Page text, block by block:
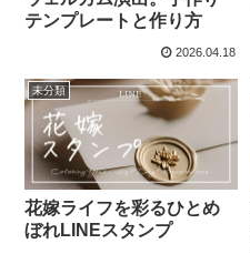
テンプレートと作り方
2026.04.18
未分類
花嫁ライフを彩るひとめ
ぼれLINEスタンプ